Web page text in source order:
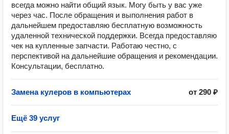
всегда можно найти общий язык. Могу быть у вас уже
через час. После обращения и выполнения работ в
дальнейшем предоставляю бесплатную возможность
удаленной технической поддержки. Всегда предоставляю
чек на купленные запчасти. Работаю честно, с
перспективой на дальнейшие обращения и рекомендации.
Консультации, бесплатно.
Замена кулеров в компьютерах от 290 ₽
Ещё 39 услуг